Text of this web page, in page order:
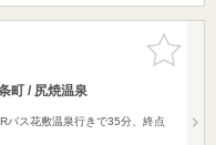
お気に入
りに追加
町 / 尻焼温泉
バス花敷温泉行きで35分、終点